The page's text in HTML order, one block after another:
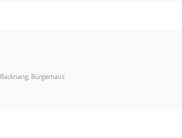
Backnang, Bürgerhaus